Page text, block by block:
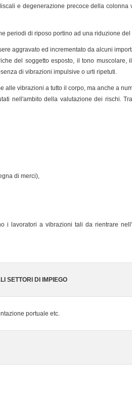
e degenerazione precoce della colonna
periodi di riposo portino ad una riduzione del
aggravato ed incrementato da alcuni
del soggetto esposto, il tono muscolare,
di vibrazioni impulsive o urti ripetuti.
alle vibrazioni a tutto il corpo, ma anche a
nell'ambito della valutazione dei rischi.
di merci),
i lavoratori a vibrazioni tali da rientrare
SETTORI DI IMPIEGO
portuale etc.